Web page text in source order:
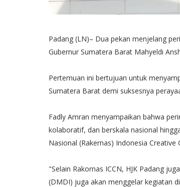
Padang (LN)– Dua pekan menjelang
Gubernur Sumatera Barat Mahyeldi
Pertemuan ini bertujuan untuk
Sumatera Barat demi suksesnya
Fadly Amran menyampaikan bahwa
kolaboratif, dan berskala nasional
Nasional (Rakernas) Indonesia
"Selain Rakornas ICCN, HJK Padang
(DMDI) juga akan menggelar kegiatan